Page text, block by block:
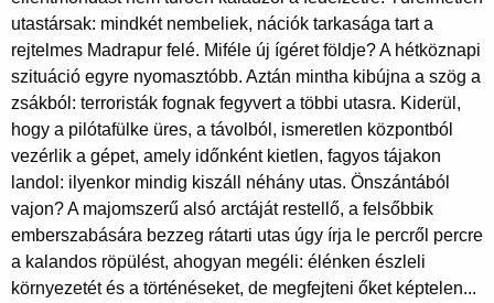
utastársak: mindkét nembeliek, nációk tarkasága tart a
rejtelmes Madrapur felé. Miféle új ígéret földje? A hétköznapi
szituáció egyre nyomasztóbb. Aztán mintha kibújna a szög a
zsákból: terroristák fognak fegyvert a többi utasra. Kiderül,
hogy a pilótafülke üres, a távolból, ismeretlen központból
vezérlik a gépet, amely időnként kietlen, fagyos tájakon
landol: ilyenkor mindig kiszáll néhány utas. Önszántából
vajon? A majomszerű alsó arctáját restellő, a felsőbbik
emberszabására bezzeg rátarti utas úgy írja le percről percre
a kalandos röpülést, ahogyan megéli: élénken észleli
környezetét és a történéseket, de megfejteni őket képtelen...